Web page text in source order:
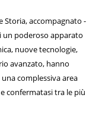
Storia, accompagnato -
un poderoso apparato
nuove tecnologie,
avanzato, hanno
complessiva area
confermatasi tra le più